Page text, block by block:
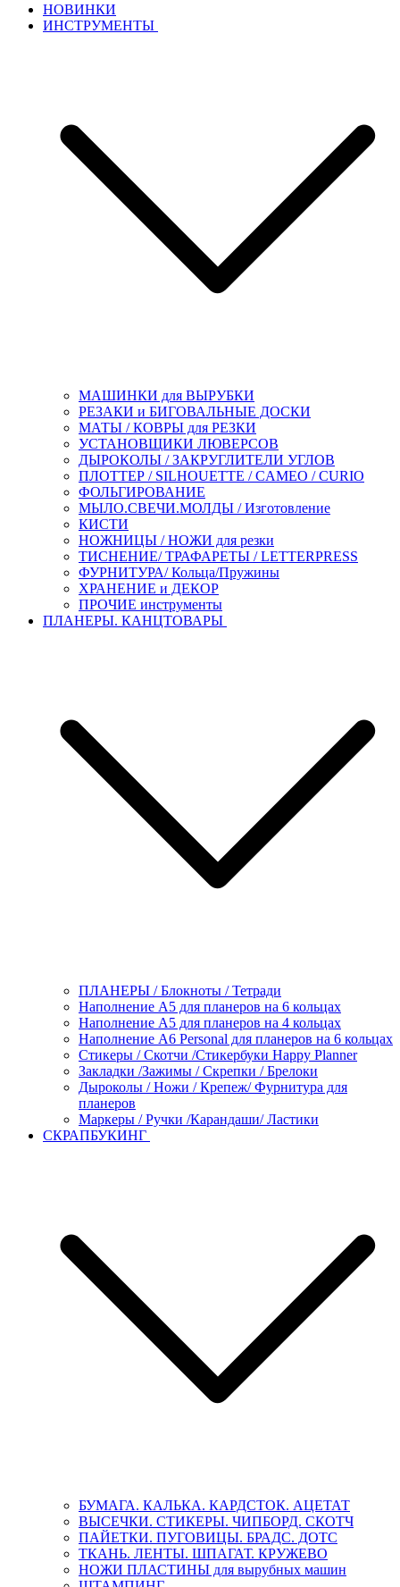
НОВИНКИ
ИНСТРУМЕНТЫ
МАШИНКИ для ВЫРУБКИ
РЕЗАКИ и БИГОВАЛЬНЫЕ ДОСКИ
МАТЫ / КОВРЫ для РЕЗКИ
УСТАНОВЩИКИ ЛЮВЕРСОВ
ДЫРОКОЛЫ / ЗАКРУГЛИТЕЛИ УГЛОВ
ПЛОТТЕР / SILHOUETTE / CAMEO / CURIO
ФОЛЬГИРОВАНИЕ
МЫЛО.СВЕЧИ.МОЛДЫ / Изготовление
КИСТИ
НОЖНИЦЫ / НОЖИ для резки
ТИСНЕНИЕ/ ТРАФАРЕТЫ / LETTERPRESS
ФУРНИТУРА/ Кольца/Пружины
ХРАНЕНИЕ и ДЕКОР
ПРОЧИЕ инструменты
ПЛАНЕРЫ. КАНЦТОВАРЫ
ПЛАНЕРЫ / Блокноты / Тетради
Наполнение А5 для планеров на 6 кольцах
Наполнение А5 для планеров на 4 кольцах
Наполнение А6 Personal для планеров на 6 кольцах
Стикеры / Скотчи /Стикербуки Happy Planner
Закладки /Зажимы / Скрепки / Брелоки
Дыроколы / Ножи / Крепеж/ Фурнитура для
планеров
Маркеры / Ручки /Карандаши/ Ластики
СКРАПБУКИНГ
БУМАГА. КАЛЬКА. КАРДСТОК. АЦЕТАТ
ВЫСЕЧКИ. СТИКЕРЫ. ЧИПБОРД. СКОТЧ
ПАЙЕТКИ. ПУГОВИЦЫ. БРАДС. ДОТС
ТКАНЬ. ЛЕНТЫ. ШПАГАТ. КРУЖЕВО
НОЖИ ПЛАСТИНЫ для вырубных машин